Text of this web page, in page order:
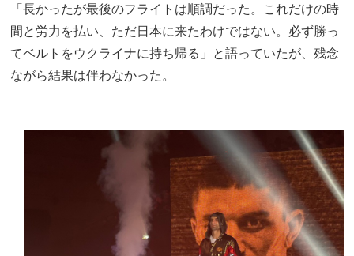
「長かったが最後のフライトは順調だった。これだけの時
間と労力を払い、ただ日本に来たわけではない。必ず勝っ
てベルトをウクライナに持ち帰る」と語っていたが、残念
ながら結果は伴わなかった。